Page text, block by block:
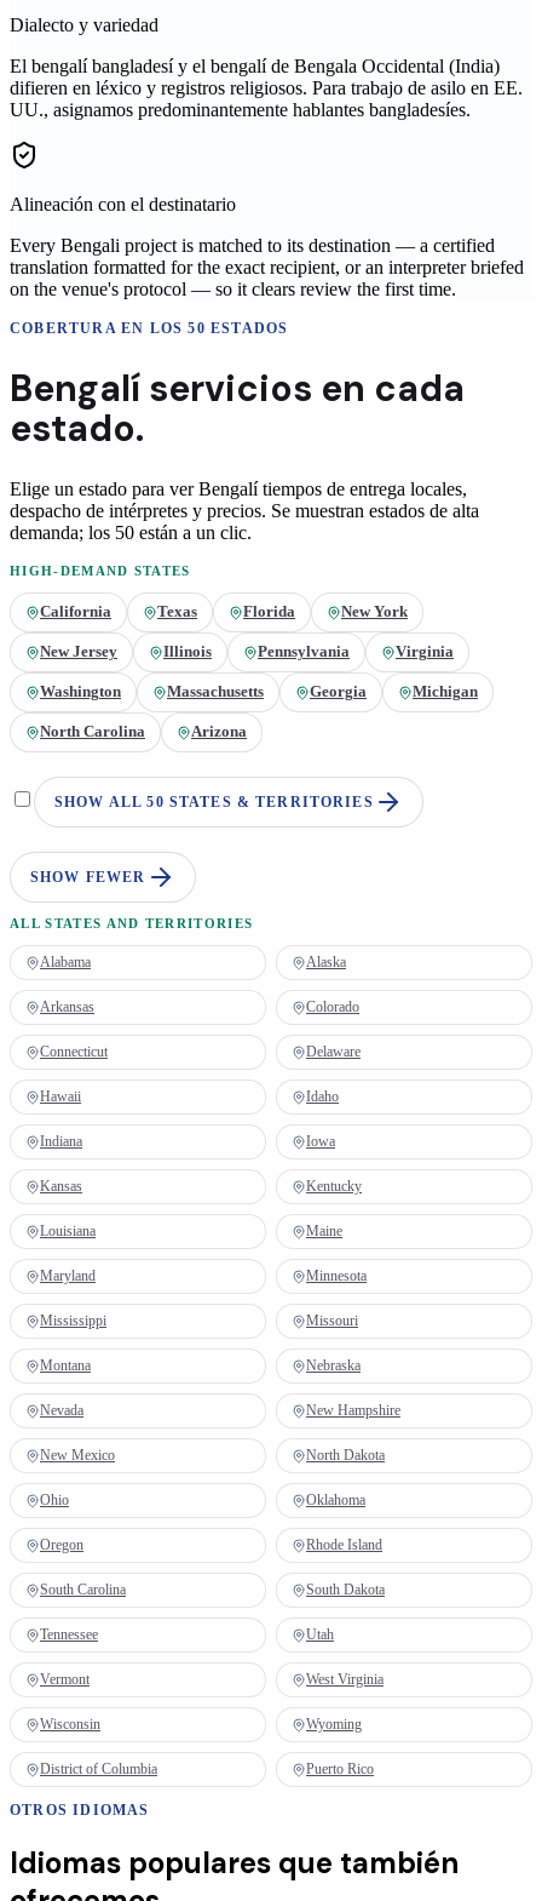
Dialecto y variedad
El bengalí bangladesí y el bengalí de Bengala Occidental (India)
difieren en léxico y registros religiosos. Para trabajo de asilo en EE.
UU., asignamos predominantemente hablantes bangladesíes.
Alineación con el destinatario
Every Bengali project is matched to its destination — a certified
translation formatted for the exact recipient, or an interpreter briefed
on the venue's protocol — so it clears review the first time.
COBERTURA EN LOS 50 ESTADOS
Bengalí servicios en cada
estado.
Elige un estado para verBengalítiempos de entrega locales,
despacho de intérpretes y precios. Se muestran estados de alta
demanda; los 50 están a un clic.
HIGH-DEMAND STATES
California Texas Florida New York
New Jersey Illinois Pennsylvania Virginia
Washington Massachusetts Georgia Michigan
North Carolina Arizona
SHOW ALL 50 STATES & TERRITORIES
SHOW FEWER
ALL STATES AND TERRITORIES
Alabama Alaska
Arkansas Colorado
Connecticut Delaware
Hawaii Idaho
Indiana Iowa
Kansas Kentucky
Louisiana Maine
Maryland Minnesota
Mississippi Missouri
Montana Nebraska
Nevada New Hampshire
New Mexico North Dakota
Ohio Oklahoma
Oregon Rhode Island
South Carolina South Dakota
Tennessee Utah
Vermont West Virginia
Wisconsin Wyoming
District of Columbia Puerto Rico
OTROS IDIOMAS
Idiomas populares que también